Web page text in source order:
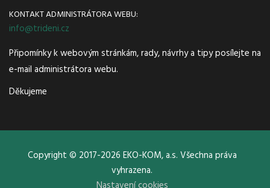
KONTAKT ADMINISTRÁTORA WEBU:
info@trideni.cz
Připomínky k webovým stránkám, rady, návrhy a tipy posílejte na
e-mail administrátora webu.
Děkujeme
Copyright © 2017-2026 EKO-KOM, a.s. Všechna práva
vyhrazena.